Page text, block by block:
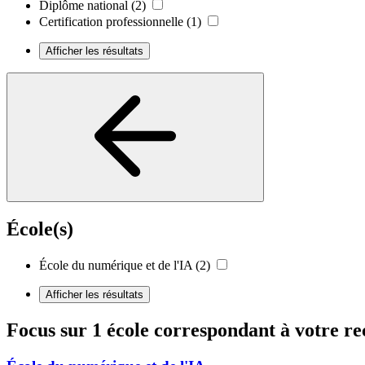
Diplôme national (2)
Certification professionnelle (1)
Afficher les résultats
École(s)
École du numérique et de l'IA (2)
Afficher les résultats
Focus sur 1 école correspondant à votre